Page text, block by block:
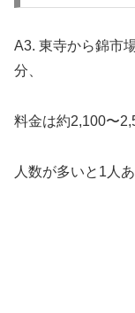
A3. 東寺から錦市
分、
料金は約2,100〜
人数が多いと1人